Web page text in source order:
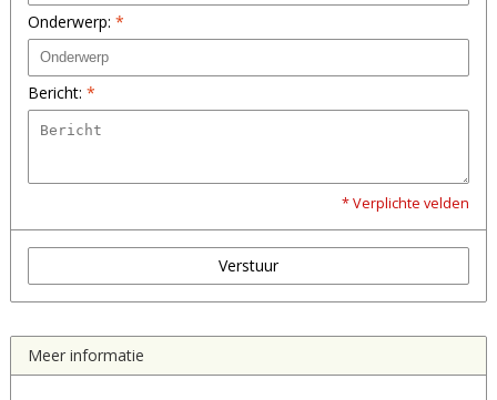
Onderwerp: *
Bericht: *
* Verplichte velden
Verstuur
Meer informatie